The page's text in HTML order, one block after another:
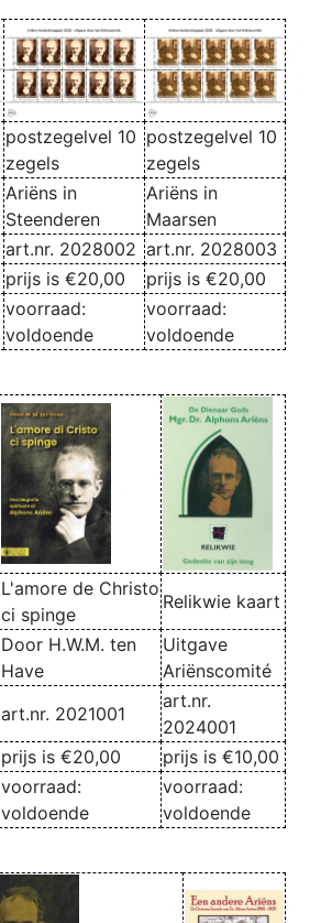
postzegelvel 10
zegels
postzegelvel 10
zegels
Ariëns in
Steenderen
Ariëns in
Maarsen
art.nr. 2028002 art.nr. 2028003
prijs is €20,00
prijs is €20,00
voorraad:
voldoende
voorraad:
voldoende
L'amore de Christo
ci spinge
Relikwie kaart
Door H.W.M. ten
Have
Uitgave
Ariënscomité
art.nr. 2021001
art.nr.
2024001
prijs is €20,00
prijs is €10,00
voorraad:
voldoende
voorraad:
voldoende